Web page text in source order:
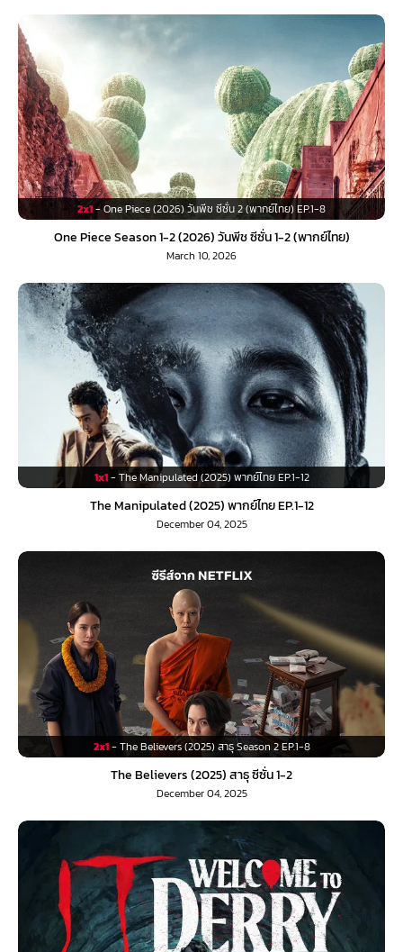
2x1- One Piece (2026) วันพีช ซีซั่น 2 (พากย์ไทย) EP.1-8
One Piece Season 1-2 (2026) วันพีช ซีซั่น 1-2 (พากย์ไทย)
March 10, 2026
1x1- The Manipulated (2025) พากย์ไทย EP.1-12
The Manipulated (2025) พากย์ไทย EP.1-12
December 04, 2025
2x1- The Believers (2025) สาธุ Season 2 EP.1-8
The Believers (2025) สาธุ ซีซั่น 1-2
December 04, 2025